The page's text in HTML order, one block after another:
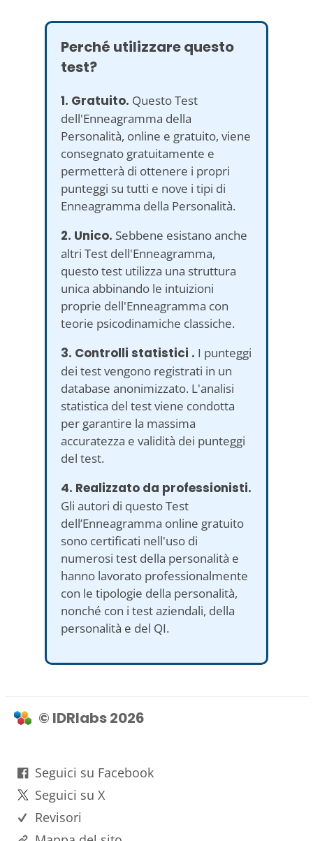
Perché utilizzare questo
test?
1. Gratuito. Questo Test
dell'Enneagramma della
Personalità, online e gratuito, viene
consegnato gratuitamente e
permetterà di ottenere i propri
punteggi su tutti e nove i tipi di
Enneagramma della Personalità.
2. Unico. Sebbene esistano anche
altri Test dell'Enneagramma,
questo test utilizza una struttura
unica abbinando le intuizioni
proprie dell'Enneagramma con
teorie psicodinamiche classiche.
3. Controlli statistici . I punteggi
dei test vengono registrati in un
database anonimizzato. L'analisi
statistica del test viene condotta
per garantire la massima
accuratezza e validità dei punteggi
del test.
4. Realizzato da professionisti.
Gli autori di questo Test
dell’Enneagramma online gratuito
sono certificati nell'uso di
numerosi test della personalità e
hanno lavorato professionalmente
con le tipologie della personalità,
nonché con i test aziendali, della
personalità e del QI.
© IDRlabs 2026
Seguici su Facebook
Seguici su X
Revisori